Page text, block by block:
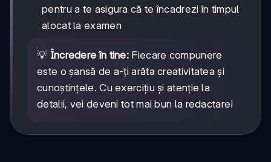
pentru a te asigura că te încadrezi în timpul
alocat la examen
💡 Încredere în tine: Fiecare compunere
este o șansă de a-ți arăta creativitatea și
cunoștințele. Cu exercițiu și atenție la
detalii, vei deveni tot mai bun la redactare!